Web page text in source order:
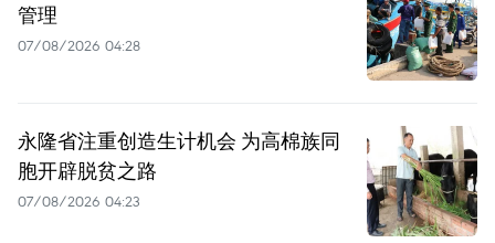
管理
07/08/2026 04:28
永隆省注重创造生计机会 为高棉族同
胞开辟脱贫之路
07/08/2026 04:23